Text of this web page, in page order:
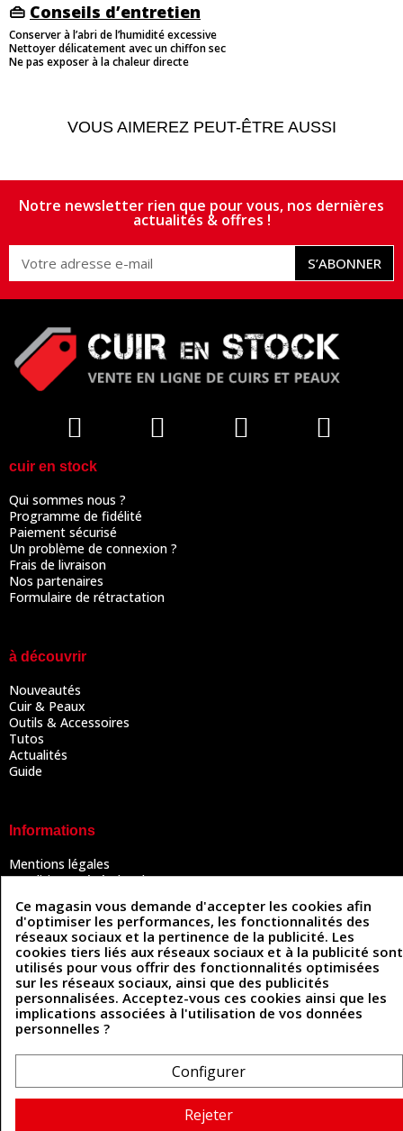
👜 Conseils d’entretien
Conserver à l’abri de l’humidité excessive
Nettoyer délicatement avec un chiffon sec
Ne pas exposer à la chaleur directe
VOUS AIMEREZ PEUT-ÊTRE AUSSI
Notre newsletter rien que pour vous, nos dernières
actualités & offres !
S’ABONNER
cuir en stock
Qui sommes nous ?
Programme de fidélité
Paiement sécurisé
Un problème de connexion ?
Frais de livraison
Nos partenaires
Formulaire de rétractation
à découvrir
Nouveautés
Cuir & Peaux
Outils & Accessoires
Tutos
Actualités
Guide
Informations
Mentions légales
Conditions Générales de Vente
Politique des cookies
Contactez-nous
Coordonnées
493 Chemin de Catougnac
81300 Graulhet
contact@cuirenstock.com
Cuirenstock © 2026 - Une création Quatrys 💙
Ce magasin vous demande d'accepter les cookies afin
d'optimiser les performances, les fonctionnalités des
réseaux sociaux et la pertinence de la publicité. Les
cookies tiers liés aux réseaux sociaux et à la publicité sont
utilisés pour vous offrir des fonctionnalités optimisées
sur les réseaux sociaux, ainsi que des publicités
personnalisées. Acceptez-vous ces cookies ainsi que les
implications associées à l'utilisation de vos données
personnelles ?
Configurer
Rejeter